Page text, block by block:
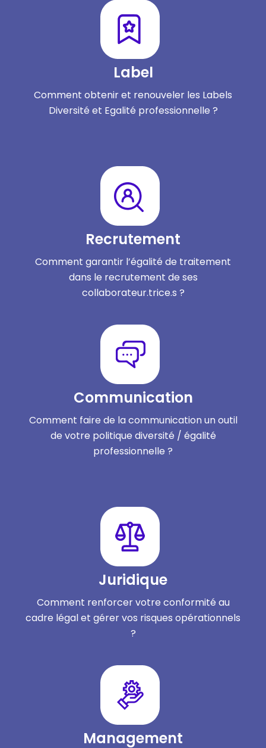
Label
Comment obtenir et renouveler les Labels
Diversité et Egalité professionnelle ?
Recrutement
Comment garantir l’égalité de traitement
dans le recrutement de ses
collaborateur.trice.s ?
Communication
Comment faire de la communication un outil
de votre politique diversité / égalité
professionnelle ?
Juridique
Comment renforcer votre conformité au
cadre légal et gérer vos risques opérationnels
?
Management